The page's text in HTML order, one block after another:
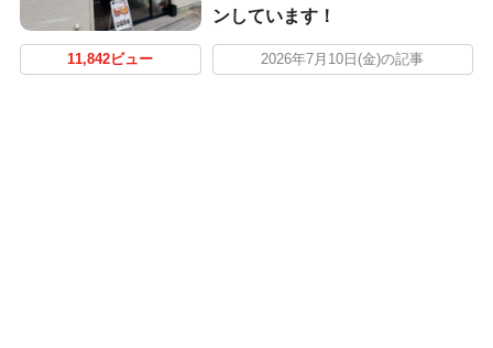
ンしています！
11,842ビュー 2026年7月10日(金)の記事